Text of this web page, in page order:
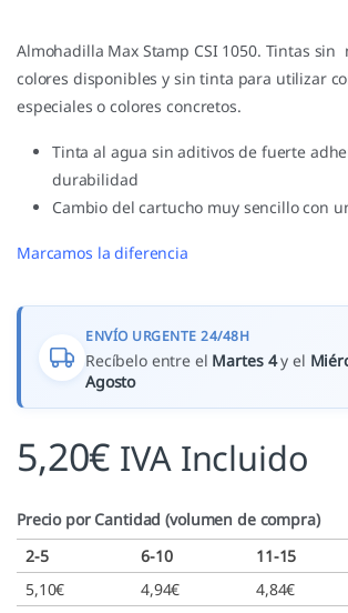
Almohadilla Max Stamp CSI 1050. Tintas
colores disponibles y sin tinta para utilizar
especiales o colores concretos.
Tinta al agua sin aditivos de fuerte
durabilidad
Cambio del cartucho muy sencillo con
Marcamos la diferencia
ENVÍO URGENTE 24/48H
Recíbelo entre el Martes 4y el
Agosto
5,20€ IVA Incluido
Precio por Cantidad (volumen de compra)
2-5
6-10 11-15
5,10€ 4,94€ 4,84€